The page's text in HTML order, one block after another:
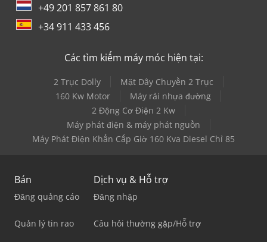
+49 201 857 861 80
+34 911 433 456
Các tìm kiếm máy móc hiện tại:
2 Trục Dolly
Mặt Dây Chuyền 2 Trục
160 Kw Motor
Máy rải nhựa đường
2 Động Cơ Điện 2 Kw
Máy phát điện & máy phát nguồn
Máy Phát Điện Khẩn Cấp Giờ 160 Kva Diesel Chỉ 85
Bán
Đăng quảng cáo
Quản lý tin rao
Dịch vụ & Hỗ trợ
Đăng nhập
Câu hỏi thường gặp/Hỗ trợ